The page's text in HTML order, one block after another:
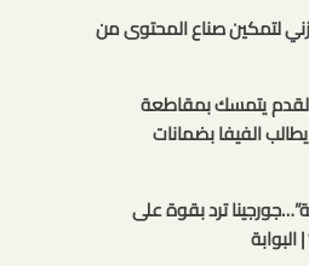
لتمكين صناع المحتوى من
القدم يتمسك بمقاطعة
الفيفا بضمانات
ترد بقوة على